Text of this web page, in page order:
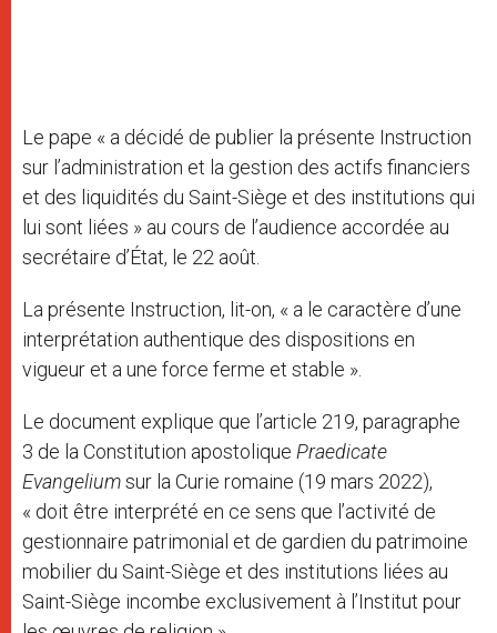
Le pape « a décidé de publier la présente Instruction
sur l’administration et la gestion des actifs financiers
et des liquidités du Saint-Siège et des institutions qui
lui sont liées » au cours de l’audience accordée au
secrétaire d’État, le 22 août.
La présente Instruction, lit-on, « a le caractère d’une
interprétation authentique des dispositions en
vigueur et a une force ferme et stable ».
Le document explique que l’article 219, paragraphe
3 de la Constitution apostolique Praedicate
Evangeliumsur la Curie romaine (19 mars 2022),
« doit être interprété en ce sens que l’activité de
gestionnaire patrimonial et de gardien du patrimoine
mobilier du Saint-Siège et des institutions liées au
Saint-Siège incombe exclusivement à l’Institut pour